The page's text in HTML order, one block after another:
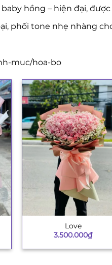
hồng – hiện đại,
phối tone nhẹ nhàng
muc/hoa-bo
Love
3.500.000₫